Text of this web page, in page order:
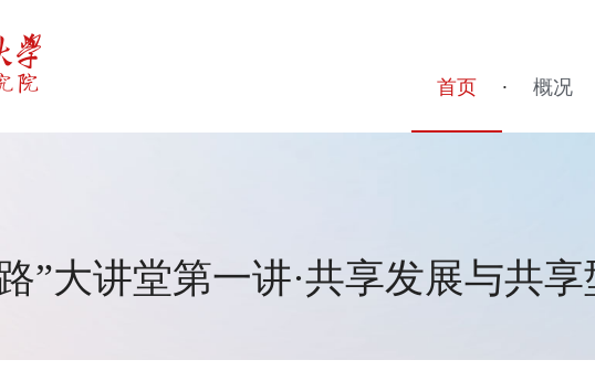
首页 · 概况
”大讲堂第一讲·共享发展与共